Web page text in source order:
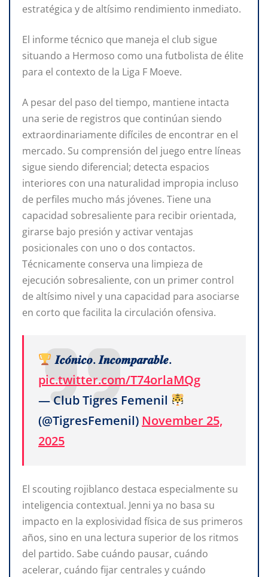
estratégica y de altísimo rendimiento inmediato.
El informe técnico que maneja el club sigue
situando a Hermoso como una futbolista de élite
para el contexto de la Liga F Moeve.
A pesar del paso del tiempo, mantiene intacta
una serie de registros que continúan siendo
extraordinariamente difíciles de encontrar en el
mercado. Su comprensión del juego entre líneas
sigue siendo diferencial; detecta espacios
interiores con una naturalidad impropia incluso
de perfiles mucho más jóvenes. Tiene una
capacidad sobresaliente para recibir orientada,
girarse bajo presión y activar ventajas
posicionales con uno o dos contactos.
Técnicamente conserva una limpieza de
ejecución sobresaliente, con un primer control
de altísimo nivel y una capacidad para asociarse
en corto que facilita la circulación ofensiva.
𝑰𝒄𝒐́𝒏𝒊𝒄𝒐. 𝑰𝒏𝒄𝒐𝒎𝒑𝒂𝒓𝒂𝒃𝒍𝒆.
pic.twitter.com/T74orlaMQg
— Club Tigres Femenil
(@TigresFemenil) November 25,
2025
El scouting rojiblanco destaca especialmente su
inteligencia contextual. Jenni ya no basa su
impacto en la explosividad física de sus primeros
años, sino en una lectura superior de los ritmos
del partido. Sabe cuándo pausar, cuándo
acelerar, cuándo fijar centrales y cuándo